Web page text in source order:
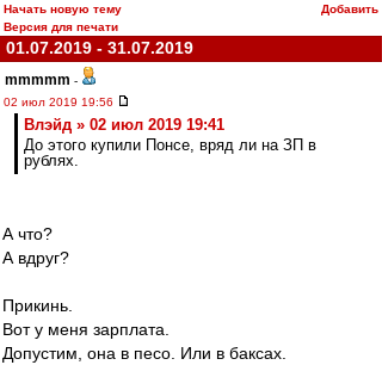
Начать новую тему
Добавить
Версия для печати
01.07.2019 - 31.07.2019
mmmmm -
02 июл 2019 19:56
Влэйд » 02 июл 2019 19:41
До этого купили Понсе, вряд ли на ЗП в
рублях.
А что?
А вдруг?
Прикинь.
Вот у меня зарплата.
Допустим, она в песо. Или в баксах.